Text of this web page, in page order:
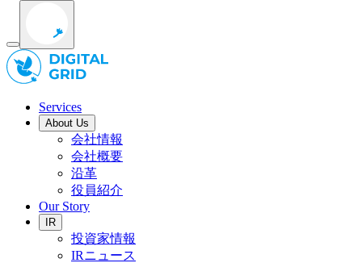
Services
About Us
会社情報
会社概要
沿革
役員紹介
Our Story
IR
投資家情報
IRニュース